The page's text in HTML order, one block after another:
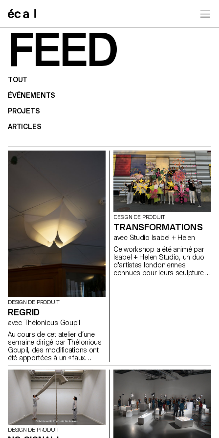
FEED
TOUT
ÉVÉNEMENTS
PROJETS
ARTICLES
DESIGN DE PRODUIT
REGRID
avec Thélonious Goupil
Au cours de cet atelier d’une
semaine dirigé par Thélonious
Goupil, des modifications ont
été apportées à un « faux
plafond suspendu » traditionnel
au Bar Gala, à Lausanne. En
piratant le système et en jouant
avec des éléments existants
comme l'éclairage ou les
ventilateurs, le plafond désuet a
été revitalisé sans nécessiter
une rénovation complète.
DESIGN DE PRODUIT
TRANSFORMATIONS
avec Studio Isabel + Helen
Ce workshop a été animé par
Isabel + Helen Studio, un duo
d'artistes londoniennes
connues pour leurs sculptures
parapluies, les étudiant.es ont
créé des feux d'artifice.
DESIGN DE PRODUIT